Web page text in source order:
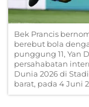
Bek Prancis
berebut bola
punggung 11, Yan
persahabatan
Dunia 2026 di
barat, pada 4 Juni